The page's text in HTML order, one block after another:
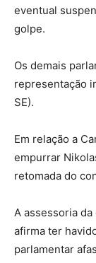
eventual
golpe.
Os demais
representação
SE).
Em relação a
empurrar
retomada do
A assessoria
afirma ter
parlamentar